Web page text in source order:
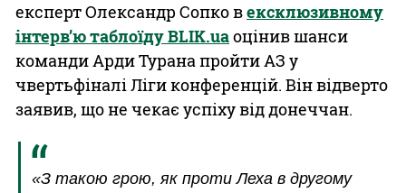
експерт Олександр Сопко вексклюзивному
інтерв’ю таблоїду BLIK.uaоцінив шанси
команди Арди Турана пройти АЗ у
чвертьфіналі Ліги конференцій. Він відверто
заявив, що не чекає успіху від донеччан.
«З такою грою, як проти Леха в другому